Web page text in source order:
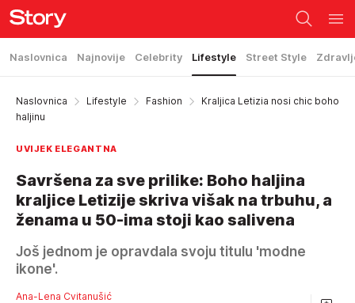
Naslovnica Najnovije Celebrity Lifestyle Street Style
Naslovnica Lifestyle Fashion
Kraljica Letizia nosi chic boho
haljinu
UVIJEK ELEGANTNA
Savršena za sve prilike: Boho haljina
kraljice Letizije skriva višak na trbuhu, a
ženama u 50-ima stoji kao salivena
Još jednom je opravdala svoju titulu 'modne
ikone'.
Ana-Lena Cvitanušić